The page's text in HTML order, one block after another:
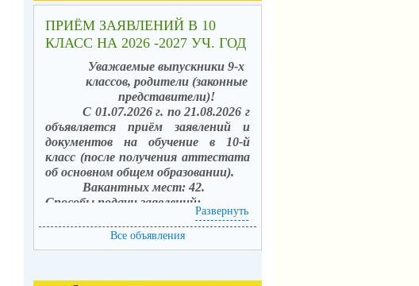
ПРИЁМ ЗАЯВЛЕНИЙ В 10
КЛАСС НА 2026 -2027 УЧ. ГОД
Уважаемые выпускники 9-х
классов, родители (законные
представители)!
С 01.07.2026 г. по 21.08.2026 г
объявляется приём заявлений и
документов на обучение в 10-й
класс (после получения аттестата
об основном общем образовании).
Вакантных мест: 42.
Способы подачи заявлений:
1. в электронной форме
посредством единого портала
государственных услуг (ЕПГУ) с
общеобразовательные организации»;
Развернуть
Все объявления